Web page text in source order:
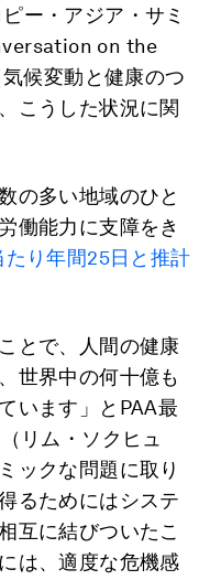
ー・アジア・サミ
on the
候変動と健康のつ
こうした状況に関
の多い地域のひと
働能力に支障をき
たり年間25日と推計
とで、人間の健康
世界中の何十億も
います」とPAA最
リム・ソクヒュ
ックな問題に取り
るためにはシステ
互に結びついたこ
は、適度な危機感